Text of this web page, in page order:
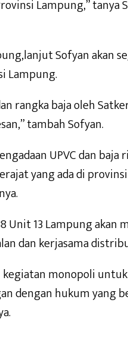
Lampung,” tanya
Sofyan akan
Lampung.
rangka baja oleh
tambah Sofyan.
UPVC dan
yang ada di
Unit 13 Lampung
dan kerjasama
monopoli
dengan hukum yang